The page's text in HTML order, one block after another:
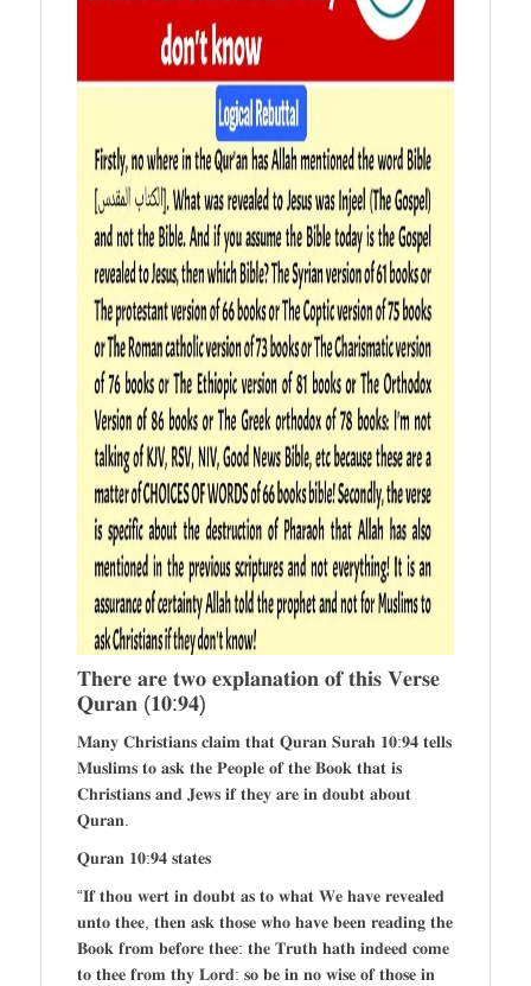
𝐓𝐡𝐞𝐫𝐞 𝐚𝐫𝐞 𝐭𝐰𝐨 𝐞𝐱𝐩𝐥𝐚𝐧𝐚𝐭𝐢𝐨𝐧 𝐨𝐟 𝐭𝐡𝐢𝐬 𝐕𝐞𝐫𝐬𝐞
𝐐𝐮𝐫𝐚𝐧 (𝟏𝟎:𝟗𝟒)
𝐌𝐚𝐧𝐲 𝐂𝐡𝐫𝐢𝐬𝐭𝐢𝐚𝐧𝐬 𝐜𝐥𝐚𝐢𝐦 𝐭𝐡𝐚𝐭 𝐐𝐮𝐫𝐚𝐧 𝐒𝐮𝐫𝐚𝐡 𝟏𝟎:𝟗𝟒 𝐭𝐞𝐥𝐥𝐬
𝐌𝐮𝐬𝐥𝐢𝐦𝐬 𝐭𝐨 𝐚𝐬𝐤 𝐭𝐡𝐞 𝐏𝐞𝐨𝐩𝐥𝐞 𝐨𝐟 𝐭𝐡𝐞 𝐁𝐨𝐨𝐤 𝐭𝐡𝐚𝐭 𝐢𝐬
𝐂𝐡𝐫𝐢𝐬𝐭𝐢𝐚𝐧𝐬 𝐚𝐧𝐝 𝐉𝐞𝐰𝐬 𝐢𝐟 𝐭𝐡𝐞𝐲 𝐚𝐫𝐞 𝐢𝐧 𝐝𝐨𝐮𝐛𝐭 𝐚𝐛𝐨𝐮𝐭
𝐐𝐮𝐫𝐚𝐧.
𝐐𝐮𝐫𝐚𝐧 𝟏𝟎:𝟗𝟒 𝐬𝐭𝐚𝐭𝐞𝐬
“𝐈𝐟 𝐭𝐡𝐨𝐮 𝐰𝐞𝐫𝐭 𝐢𝐧 𝐝𝐨𝐮𝐛𝐭 𝐚𝐬 𝐭𝐨 𝐰𝐡𝐚𝐭 𝐖𝐞 𝐡𝐚𝐯𝐞 𝐫𝐞𝐯𝐞𝐚𝐥𝐞𝐝
𝐮𝐧𝐭𝐨 𝐭𝐡𝐞𝐞, 𝐭𝐡𝐞𝐧 𝐚𝐬𝐤 𝐭𝐡𝐨𝐬𝐞 𝐰𝐡𝐨 𝐡𝐚𝐯𝐞 𝐛𝐞𝐞𝐧 𝐫𝐞𝐚𝐝𝐢𝐧𝐠 𝐭𝐡𝐞
𝐁𝐨𝐨𝐤 𝐟𝐫𝐨𝐦 𝐛𝐞𝐟𝐨𝐫𝐞 𝐭𝐡𝐞𝐞: 𝐭𝐡𝐞 𝐓𝐫𝐮𝐭𝐡 𝐡𝐚𝐭𝐡 𝐢𝐧𝐝𝐞𝐞𝐝 𝐜𝐨𝐦𝐞
𝐭𝐨 𝐭𝐡𝐞𝐞 𝐟𝐫𝐨𝐦 𝐭𝐡𝐲 𝐋𝐨𝐫𝐝: 𝐬𝐨 𝐛𝐞 𝐢𝐧 𝐧𝐨 𝐰𝐢𝐬𝐞 𝐨𝐟 𝐭𝐡𝐨𝐬𝐞 𝐢𝐧